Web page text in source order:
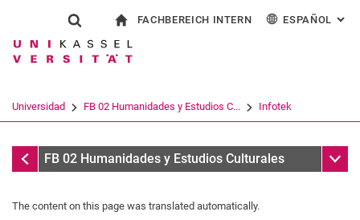
Jump directly to: content
Jump directly to: search
Jump directly to: main
Show search form
Search term
Search (opens an external link in a
FACHBEREICH INTERN ESPAÑOL :
Universidad FB 02 Humanidades y Estudios C... Infotek
InfotekFB 02 Humanidades y Estudios Culturales Sub
The content on this page was translated automatically.